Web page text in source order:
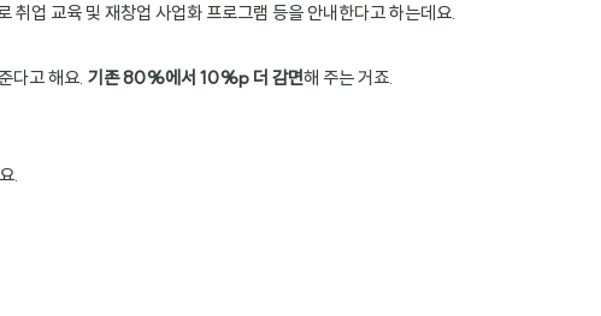
취업 교육 및 재창업 사업화 프로그램 등을 안내한다고 하는데요.
다고 해요. 기존 80%에서 10%p 더 감면해 주는 거죠.
.